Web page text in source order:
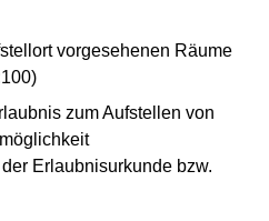
vorgesehenen Räume
zum Aufstellen von
Erlaubnisurkunde bzw.